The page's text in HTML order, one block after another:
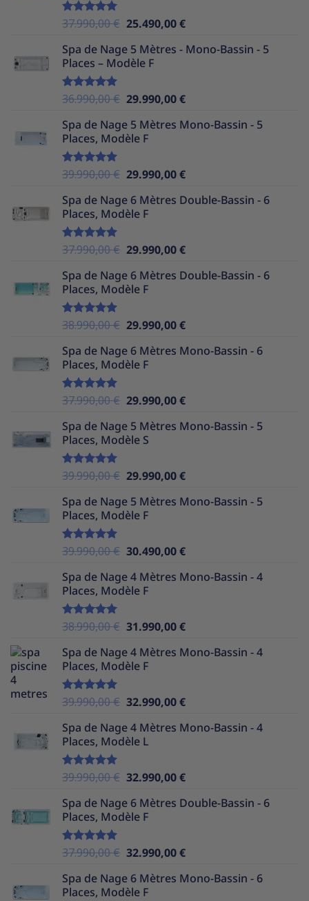
Note5.00
37.990,00€ Le
initial
était :
25.490,00€Le
actuel
Spa de Nage 5 Mètres - Mono-Bassin - 5
Places – Modèle F
Note5.00
36.990,00€ Le
initial
était :
29.990,00€Le
actuel
Spa de Nage 5 Mètres Mono-Bassin - 5
Places, Modèle F
Note5.00
39.990,00€ Le
initial
était :
29.990,00€Le
actuel
Spa de Nage 6 Mètres Double-Bassin - 6
Places, Modèle F
Note5.00
37.990,00€ Le
initial
était :
29.990,00€Le
actuel
Spa de Nage 6 Mètres Double-Bassin - 6
Places, Modèle F
Note5.00
38.990,00€ Le
initial
était :
29.990,00€Le
actuel
Spa de Nage 6 Mètres Mono-Bassin - 6
Places, Modèle F
Note5.00
37.990,00€ Le
initial
était :
29.990,00€Le
actuel
Spa de Nage 5 Mètres Mono-Bassin - 5
Places, Modèle S
Note5.00
39.990,00€ Le
initial
était :
29.990,00€Le
actuel
Spa de Nage 5 Mètres Mono-Bassin - 5
Places, Modèle F
Note5.00
39.990,00€ Le
initial
était :
30.490,00€Le
actuel
Spa de Nage 4 Mètres Mono-Bassin - 4
Places, Modèle F
Note5.00
38.990,00€ Le
initial
était :
31.990,00€Le
actuel
Spa de Nage 4 Mètres Mono-Bassin - 4
Places, Modèle F
Note5.00
39.990,00€ Le
initial
était :
32.990,00€Le
actuel
Spa de Nage 4 Mètres Mono-Bassin - 4
Places, Modèle L
Note5.00
39.990,00€ Le
initial
était :
32.990,00€Le
actuel
Spa de Nage 6 Mètres Double-Bassin - 6
Places, Modèle F
Note5.00
37.990,00€ Le
initial
était :
32.990,00€Le
actuel
Spa de Nage 6 Mètres Mono-Bassin - 6
Places, Modèle F